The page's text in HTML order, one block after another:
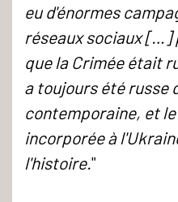
eu d'énormes
réseaux sociaux […]
que la Crimée était
a toujours été russe
contemporaine, et
incorporée à
l'histoire."